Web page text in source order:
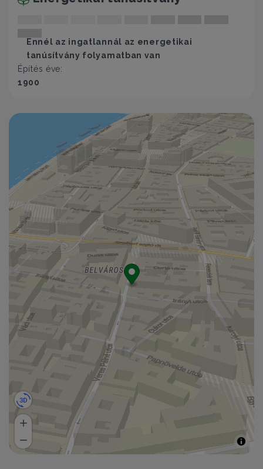
lokációjában, vagy hosszú távon is biztos értéket
képviselő befektetésben gondolkodnak.
A hirdetés tájékoztató jellegű.
Ennél az ingatlannál az energetikai
tanúsítvány folyamatban van
Építés éve:
1900